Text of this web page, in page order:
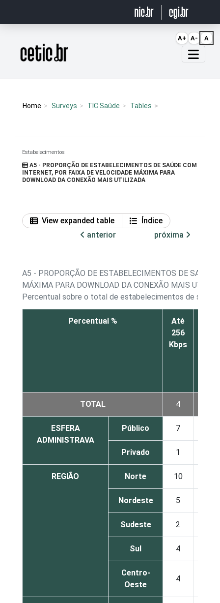
Página inicial
Home Surveys TIC Saúde Tables
Estabelecimentos
A5 - PROPORÇÃO DE ESTABELECIMENTOS DE SAÚDE COM
INTERNET, POR FAIXA DE VELOCIDADE MÁXIMA PARA
DOWNLOAD DA CONEXÃO MAIS UTILIZADA
View expanded table
Índice
anterior
próxima
A5 - PROPORÇÃO DE ESTABELECIMENTOS DE SAÚDE
MÁXIMA PARA DOWNLOAD DA CONEXÃO MAIS
Percentual sobre o total de estabelecimentos de
Percentual %
Até
256
Kbps
TOTAL 4
ESFERA
ADMINISTRAVA
Público 7
Privado 1
REGIÃO Norte 10
Nordeste 5
Sudeste 2
Sul 4
Centro-
Oeste
4
A+ A- A